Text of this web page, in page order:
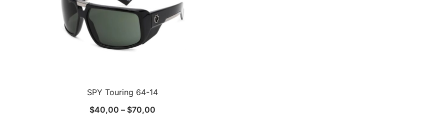
SPY Touring 64-14
$40,00 – $70,00